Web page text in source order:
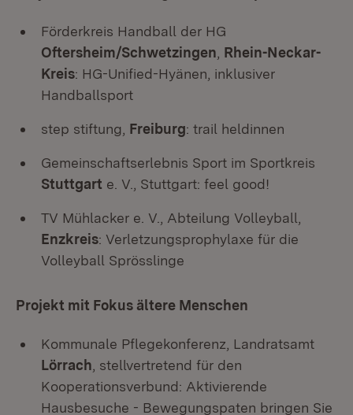
Förderkreis Handball der HG
Oftersheim/Schwetzingen Rhein-Neckar-
Kreis: HG-Unified-Hyänen, inklusiver
Handballsport
step stiftung, Freiburg: trail heldinnen
Gemeinschaftserlebnis Sport im Sportkreis
Stuttgart e. V., Stuttgart: feel good!
TV Mühlacker e. V., Abteilung Volleyball,
Enzkreis: Verletzungsprophylaxe für die
Volleyball Sprösslinge
Projekt mit Fokus ältere Menschen
Kommunale Pflegekonferenz, Landratsamt
Lörrach , stellvertretend für den
Kooperationsverbund: Aktivierende
Hausbesuche - Bewegungspaten bringen Sie